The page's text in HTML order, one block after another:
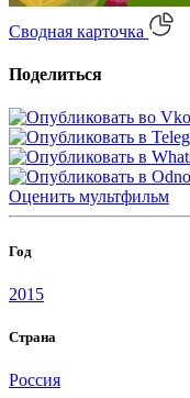
Сводная карточка
Поделиться
Оценить мультфильм
Год
2015
Страна
Россия